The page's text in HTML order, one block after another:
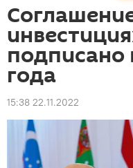
подписано
года
15:38 22.11.2022